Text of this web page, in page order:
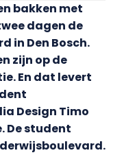
bakken met
dagen de
in Den Bosch.
zijn op de
En dat levert
Design Timo
De student